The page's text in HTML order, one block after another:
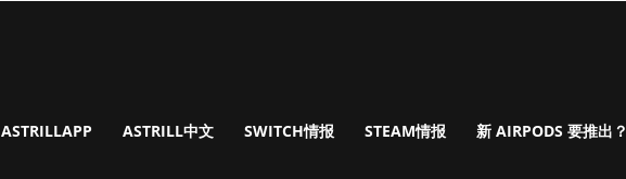
ASTRILLAPP ASTRILL中文 SWITCH情报 STEAM情报 新 AIRPODS 要推出